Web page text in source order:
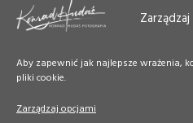
Aby zapewnić jak najlepsze wrażenia,
pliki cookie.
Zarządzaj opcjami